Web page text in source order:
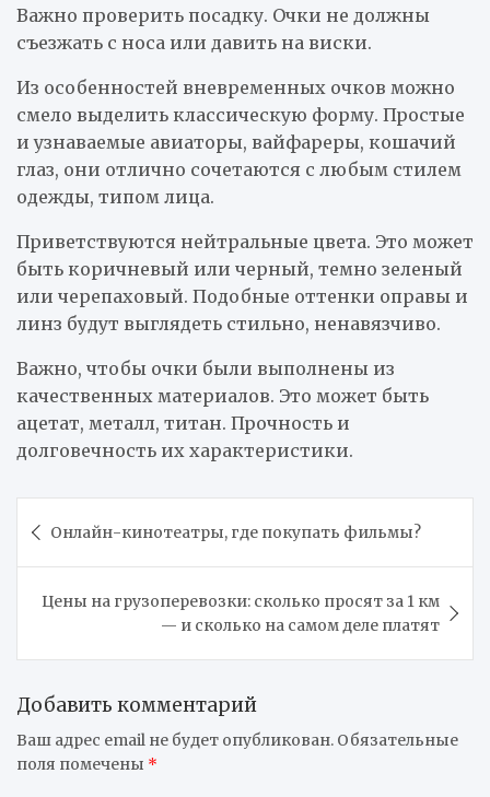
Важно проверить посадку. Очки не должны
съезжать с носа или давить на виски.
Из особенностей вневременных очков можно
смело выделить классическую форму. Простые
и узнаваемые авиаторы, вайфареры, кошачий
глаз, они отлично сочетаются с любым стилем
одежды, типом лица.
Приветствуются нейтральные цвета. Это может
быть коричневый или черный, темно зеленый
или черепаховый. Подобные оттенки оправы и
линз будут выглядеть стильно, ненавязчиво.
Важно, чтобы очки были выполнены из
качественных материалов. Это может быть
ацетат, металл, титан. Прочность и
долговечность их характеристики.
по Онлайн-кинотеатры, где покупать фильмы?
Цены на грузоперевозки: сколько просят за 1 км
— и сколько на самом деле платят
Добавить комментарий
Ваш адрес email не будет опубликован. Обязательные
поля помечены *